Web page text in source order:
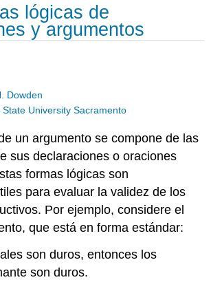
lógicas de
y argumentos
Dowden
State University Sacramento
un argumento se compone de las
sus declaraciones o oraciones
formas lógicas son
para evaluar la validez de los
Por ejemplo, considere el
que está en forma estándar:
son duros, entonces los
son duros.